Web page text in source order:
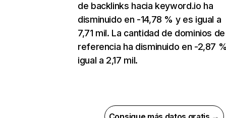
de backlinks hacia keyword.io ha
disminuido en -14,78 % y es igual a
7,71 mil. La cantidad de dominios de
referencia ha disminuido en -2,87
igual a 2,17 mil.